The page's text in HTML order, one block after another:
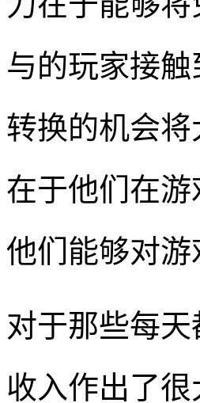
与的玩家接
转换的机会
在于他们在
他们能够对
对于那些每
收入作出了